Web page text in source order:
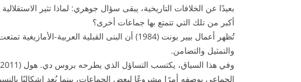
بعيدًا عن الخلافات التاريخية، يبقى سؤال جوهري: لماذا تثير
أكبر من تلك التي تتمتع بها جماعات أخرى؟
تُظهر أعمال بيير بونت (1984) أن البنى القبلية العربية-
والتمثيل والتضامن.
الجماعي بوصفه أمرًا مشروعًا لبعض الجماعات، بينما يُعد إشكاليًا